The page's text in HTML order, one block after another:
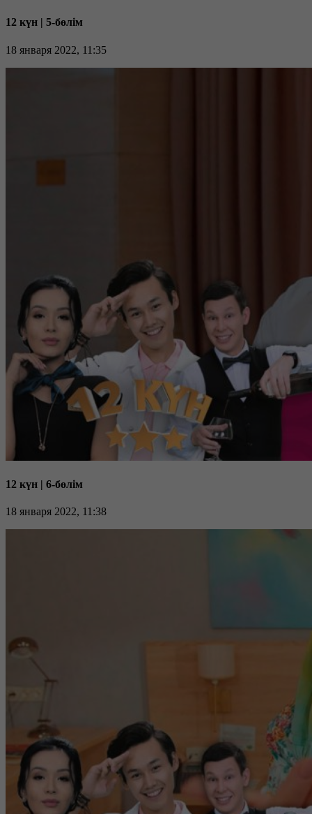
12 күн | 5-бөлім
18 января 2022, 11:35
12 күн | 6-бөлім
18 января 2022, 11:38